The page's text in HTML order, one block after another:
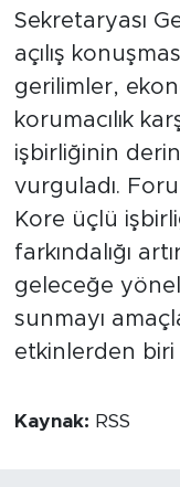
Sekretaryası
açılış
gerilimler,
korumacılık
işbirliğinin
vurguladı.
Kore üçlü
farkındalığı
geleceğe
sunmayı
etkinlerden
Kaynak: RSS